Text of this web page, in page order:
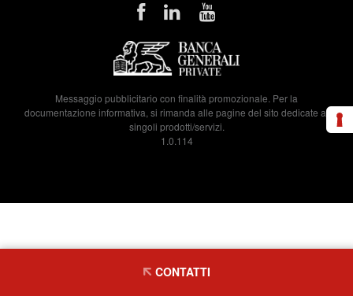
Messaggio pubblicitario con finalità promozionale. Per la
documentazione informativa, si rimanda alle pagine del sito dedicate ai
singoli prodotti/servizi.
1.0.114
CONTATTI